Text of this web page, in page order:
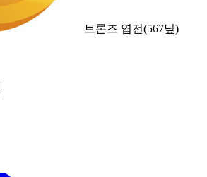
브론즈 엽전(567닢)